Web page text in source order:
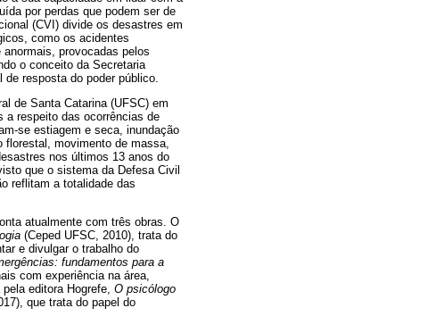
por perdas que podem ser de
(CVI) divide os desastres em
como os acidentes
provocadas pelos
o conceito da Secretaria
resposta do poder público.
de Santa Catarina (UFSC) em
a respeito das ocorrências de
se estiagem e seca, inundação
florestal, movimento de massa,
nos últimos 13 anos do
que o sistema da Defesa Civil
reflitam a totalidade das
atualmente com três obras. O
(Ceped UFSC, 2010), trata do
e divulgar o trabalho do
fundamentos para a
com experiência na área,
editora Hogrefe, O psicólogo
que trata do papel do